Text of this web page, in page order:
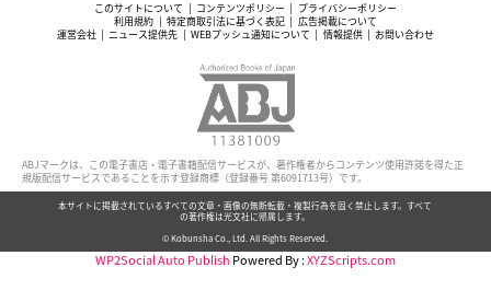
このサイトについて コンテンツポリシー
プライバシーポリシー
利用規約
特定商取引法に基づく表記
広告掲載について
運営会社
ニュース提供先 WEBプッシュ通知について 情報提供 お問い合わせ
ABJマークは、この電子書店・電子書籍配信サービスが、著作権者からコンテンツ使用許諾を得た正
規版配信サービスであることを示す登録商標（登録番号 第6091713号）です。
本サイトに掲載されているすべての文章・画像の無断転載・複製行為を固く禁止します。すべて
の著作権は光文社に帰属します。
© Kobunsha Co., Ltd. All Rights Reserved.
WP2Social Auto Publish Powered By :XYZScripts.com